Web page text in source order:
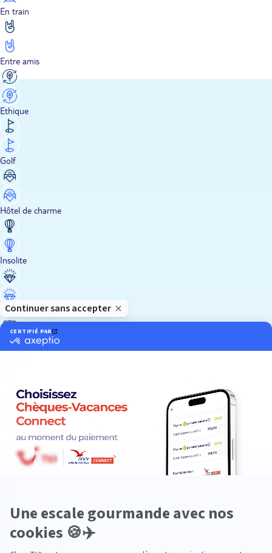
En train
Entre amis
Ethique
Golf
Hôtel de charme
Insolite
Luxe
Neige
Plongée
Premium